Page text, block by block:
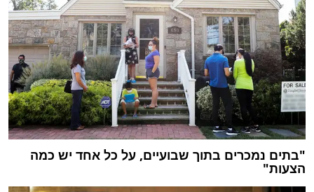
"בתים נמכרים בתוך שבועיים, על כל אחד יש כמה
הצעות"